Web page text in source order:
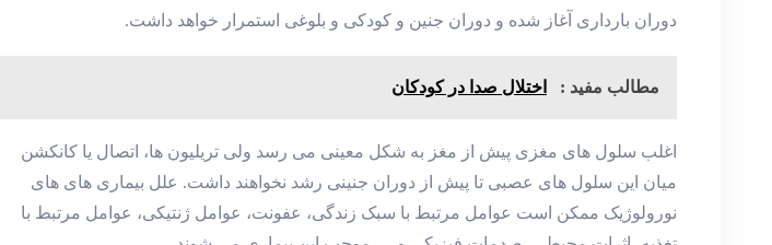
دوران بارداری آغاز شده و دوران جنین و کودکی و بلوغی استمرار خواهد داشت.
مطالب مفید : اختلال صدا در کودکان
اغلب سلول های مغزی پیش از مغز به شکل معینی می رسد ولی تریلیون ها، اتصال یا کانکشن
میان این سلول های عصبی تا پیش از دوران جنینی رشد نخواهند داشت. علل بیماری های های
نورولوژیک ممکن است عوامل مرتبط با سبک زندگی، عفونت، عوامل ژنتیکی، عوامل مرتبط با